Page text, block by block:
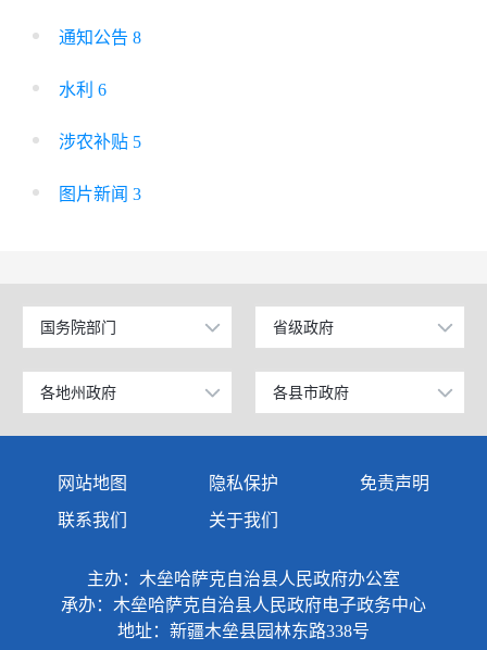
通知公告 8
水利 6
涉农补贴 5
图片新闻 3
国务院部门
公安部
工业和信息化部
科学技术部
教育部
国家发展和改革委员会
国防部
省级政府
北京
上海
广东
天津
江苏
山东
浙江
各地州政府
乌鲁木齐市
博尔塔拉蒙古自治州
各县市政府
昌吉市
吉木萨尔县
奇台县
网站地图 隐私保护
免责声明
联系我们
关于我们
主办：木垒哈萨克自治县人民政府办公室
承办：木垒哈萨克自治县人民政府电子政务中心
地址：新疆木垒县园林东路338号